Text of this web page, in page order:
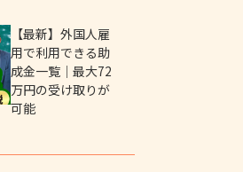
【最新】外国人雇
用で利用できる助
成金一覧｜最大72
万円の受け取りが
可能